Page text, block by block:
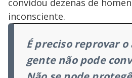
inconsciente.
É preciso reprovar o
gente não pode